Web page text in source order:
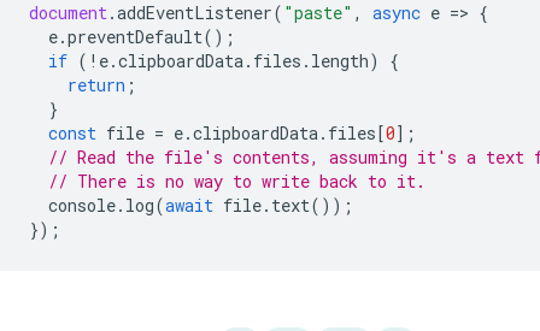
document.addEventListener( "paste" , async e => {
e.preventDefault();
if ( ! e.clipboardData. files . length)
{
return ;
}
const file = e.clipboardData. files[0];
// Read the file's contents, assuming it's a
// There is no way to write back to it.
console. log(await file. text());
});